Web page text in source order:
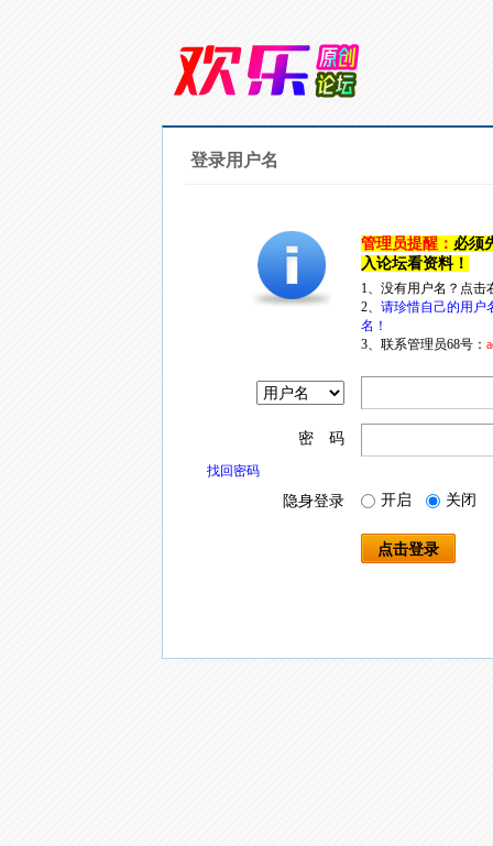
登录用户名
管理员提醒： 必须
入论坛看资料！
1、没有用户名？点
2、 请珍惜自己的用户
名！
3、联系管理员68号：
密 码
找回密码
隐身登录 开启 关闭
点击登录